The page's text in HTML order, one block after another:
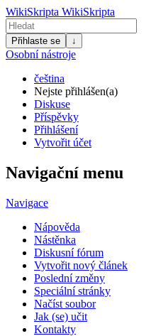
WikiSkripta WikiSkripta
Přihlaste se ↓
Osobní nástroje
čeština
Nejste přihlášen(a)
Diskuse
Příspěvky
Přihlášení
Vytvořit účet
Navigační menu
Navigace
Nápověda
Nástěnka
Diskusní fórum
Vytvořit nový článek
Poslední změny
Speciální stránky
Načíst soubor
Jak (se) učit
Kontakty